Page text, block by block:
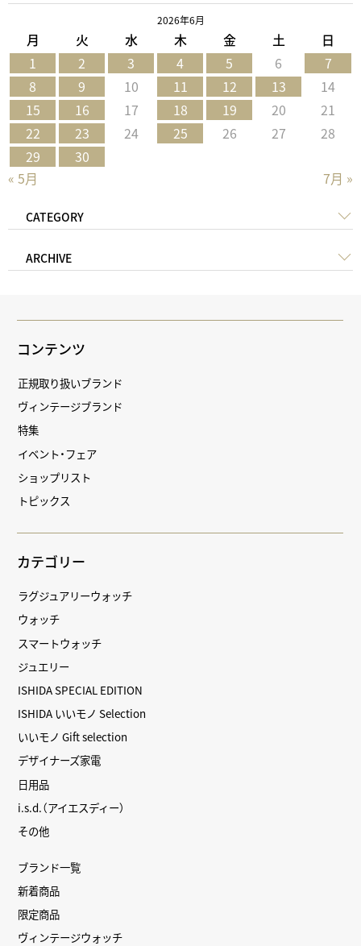
2026年6月
月 火 水 木 金 土 日
« 5月 7月 »
1 2 3 4 5 6
7
8
9 10 11 12 13
14
15
16 17 18 19 20
21
22
23 24 25 26 27
28
29
30
CATEGORY
ARCHIVE
コンテンツ
正規取り扱いブランド
ヴィンテージブランド
特集
イベント・フェア
ショップリスト
トピックス
カテゴリー
ラグジュアリーウォッチ
ウォッチ
スマートウォッチ
ジュエリー
ISHIDA SPECIAL EDITION
ISHIDA いいモノ Selection
いいモノ Gift selection
デザイナーズ家電
日用品
i.s.d.（アイエスディー）
その他
ブランド一覧
新着商品
限定商品
ヴィンテージウォッチ